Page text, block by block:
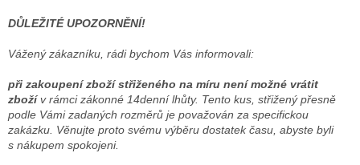
DŮLEŽITÉ UPOZORNĚNÍ!
Vážený zákazníku, rádi bychom Vás informovali:
při zakoupení zboží střiženého na míru není možné vrátit
zbožív rámci zákonné 14denní lhůty. Tento kus, střižený přesně
podle Vámi zadaných rozměrů je považován za specifickou
zakázku. Věnujte proto svému výběru dostatek času, abyste byli
s nákupem spokojeni.